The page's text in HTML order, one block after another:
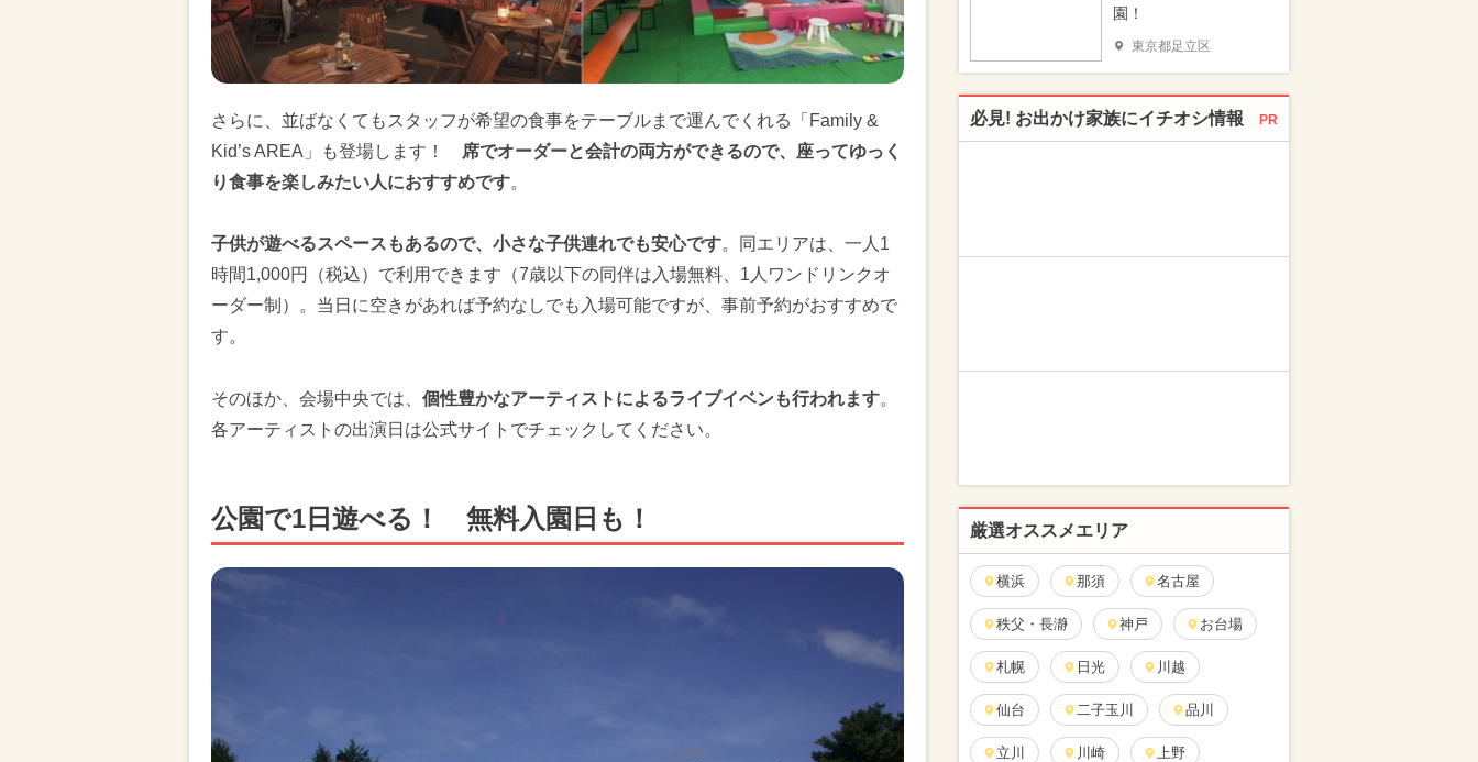
さらに、並ばなくてもスタッフが希望の食事をテーブルまで運んでくれる「Family &
Kid’s AREA」も登場します！
席でオーダーと会計の両方ができるので、座ってゆっく
り食事を楽しみたい人におすすめです。
子供が遊べるスペースもあるので、小さな子供連れでも安心です。同エリアは、一人1
時間1,000円（税込）で利用できます（7歳以下の同伴は入場無料、1人ワンドリンクオ
ーダー制）。当日に空きがあれば予約なしでも入場可能ですが、事前予約がおすすめで
す。
そのほか、会場中央では、 個性豊かなアーティストによるライブイベンも行われます。
各アーティストの出演日は公式サイトでチェックしてください。
公園で1日遊べる！ 無料入園日も！
園！
東京都足立区
必見! お出かけ家族にイチオシ情報 PR
厳選オススメエリア
横浜 那須 名古屋
秩父・長瀞 神戸 お台場
札幌 日光 川越
仙台 二子玉川 品川
立川 川崎 上野